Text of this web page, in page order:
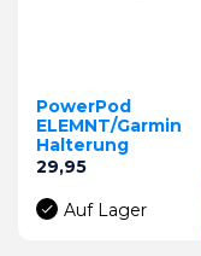
PowerPod
ELEMNT/Garmin
Halterung
Preis
29,95
Auf Lager